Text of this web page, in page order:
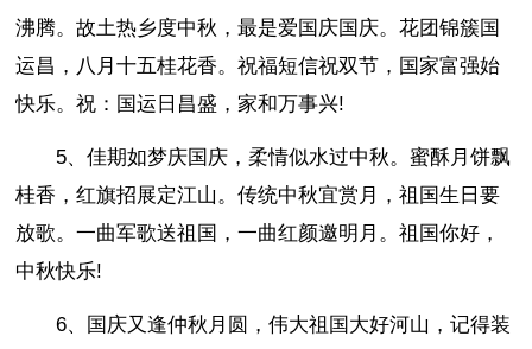
沸腾。故土热乡度中秋，最是爱国庆国庆。花团锦簇国
运昌，八月十五桂花香。祝福短信祝双节，国家富强始
快乐。祝：国运日昌盛，家和万事兴!
5、佳期如梦庆国庆，柔情似水过中秋。蜜酥月饼飘
桂香，红旗招展定江山。传统中秋宜赏月，祖国生日要
放歌。一曲军歌送祖国，一曲红颜邀明月。祖国你好，
中秋快乐!
6、国庆又逢仲秋月圆，伟大祖国大好河山，记得装